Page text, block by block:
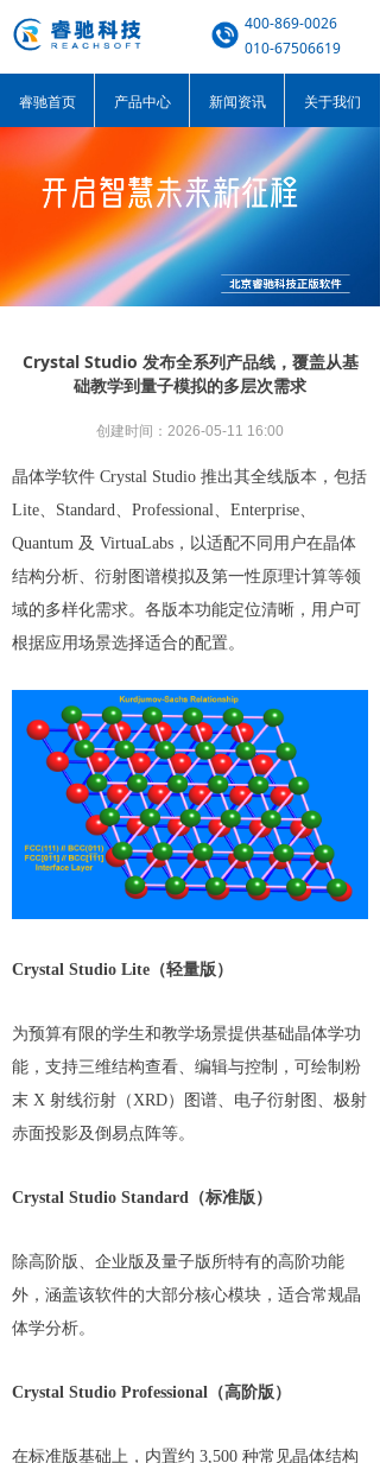
400-869-0026
010-67506619
睿驰首页 产品中心 新闻资讯 关于我们
Crystal Studio 发布全系列产品线，覆盖从基
础教学到量子模拟的多层次需求
晶体学软件 Crystal Studio 推出其全线版本，包括
Lite、Standard、Professional、Enterprise、
Quantum 及 VirtuaLabs，以适配不同用户在晶体
结构分析、衍射图谱模拟及第一性原理计算等领
域的多样化需求。各版本功能定位清晰，用户可
根据应用场景选择适合的配置。
Crystal Studio Lite（轻量版）
为预算有限的学生和教学场景提供基础晶体学功
能，支持三维结构查看、编辑与控制，可绘制粉
末 X 射线衍射（XRD）图谱、电子衍射图、极射
赤面投影及倒易点阵等。
Crystal Studio Standard（标准版）
除高阶版、企业版及量子版所特有的高阶功能
外，涵盖该软件的大部分核心模块，适合常规晶
体学分析。
Crystal Studio Professional（高阶版）
在标准版基础上，内置约 3,500 种常见晶体结构
创建时间： 2026-05-11 16:00